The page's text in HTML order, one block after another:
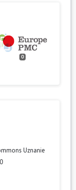
0
Uznanie